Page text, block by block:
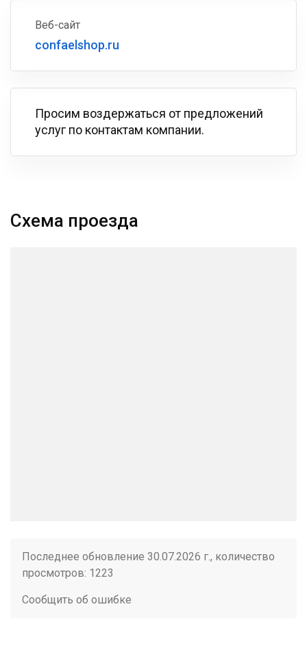
Веб-сайт
confaelshop.ru
Просим воздержаться от предложений
услуг по контактам компании.
Схема проезда
Последнее обновление 30.07.2026 г., количество
просмотров: 1223
Сообщить об ошибке